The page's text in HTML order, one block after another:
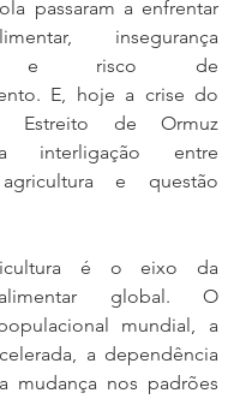
passaram a enfrentar
insegurança
e risco de
E, hoje a crise do
Estreito de Ormuz
interligação entre
e questão
é o eixo da
global. O
mundial, a
a dependência
mudança nos padrões